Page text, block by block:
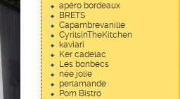
apéro bordeaux
BRETS
Capambrevanille
CyrilsInTheKitchen
kaviari
Ker cadelac
Les bonbecs
née jolie
perlamande
Pom Bistro